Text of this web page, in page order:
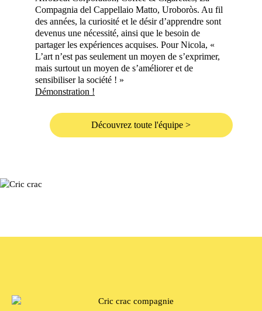
Compagnia del Cappellaio Matto, Uroboròs. Au fil
des années, la curiosité et le désir d’apprendre sont
devenus une nécessité, ainsi que le besoin de
partager les expériences acquises. Pour Nicola, «
L’art n’est pas seulement un moyen de s’exprimer,
mais surtout un moyen de s’améliorer et de
sensibiliser la société ! »
Démonstration !
Découvrez toute l'équipe >